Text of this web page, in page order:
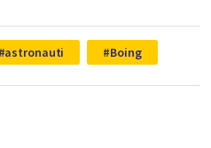
astronauti Boing